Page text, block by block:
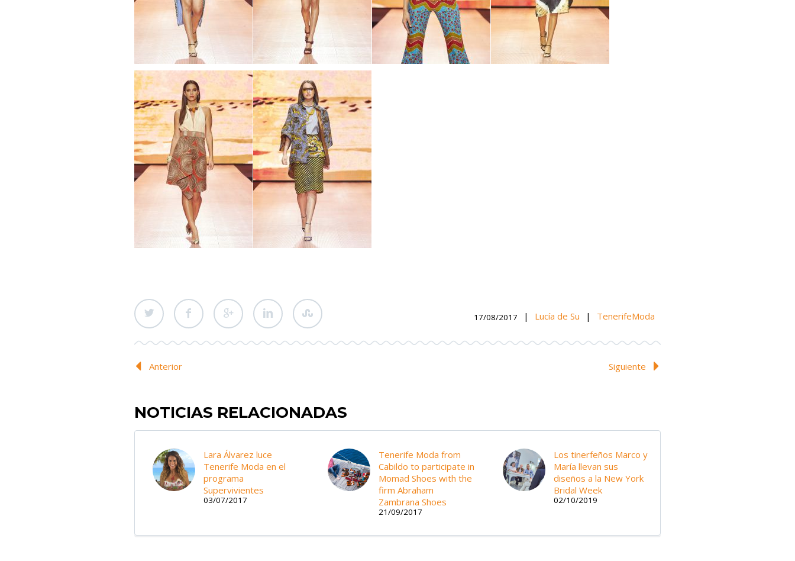
17/08/2017 | Lucía de Su | TenerifeModa
Anterior Siguiente
NOTICIAS RELACIONADAS
Lara Álvarez luce
Tenerife Moda en el
programa
Supervivientes
03/07/2017
Tenerife Moda from
Cabildo to participate in
Momad Shoes with the
firm Abraham
Zambrana Shoes
21/09/2017
Los tinerfeños Marco y
María llevan sus
diseños a la New York
Bridal Week
02/10/2019